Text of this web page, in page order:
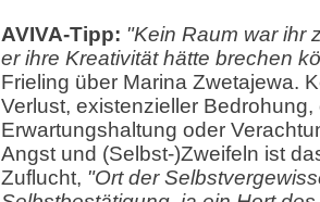
AVIVA-Tipp: "Kein Raum war ihr
er ihre Kreativität hätte brechen
Frieling über Marina Zwetajewa.
Verlust, existenzieller
Erwartungshaltung oder
Angst und (Selbst-)Zweifeln ist
Zuflucht, "Ort der